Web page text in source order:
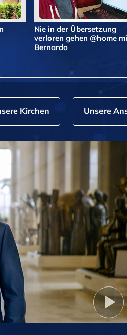
Nie in der Übersetzung
verloren gehen @home
Bernardo
Kirchen Unsere